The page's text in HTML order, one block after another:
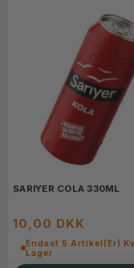
SARIYER COLA 330ML
10,00 DKK
Endast 5 Artikel(er)
Lager